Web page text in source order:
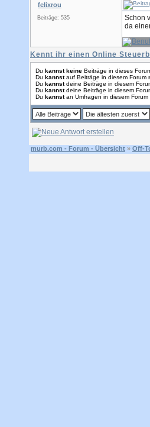
felixrou
Beiträge: 535
Schon
da
Kennt ihr einen Online
Du kannst keine Beiträge in dieses
Du kannstauf Beiträge in diesem Forum
Du kannstdeine Beiträge in diesem
Du kannstdeine Beiträge in diesem
Du kannstan Umfragen in diesem Forum
murb.com - Forum - Übersicht » Off-